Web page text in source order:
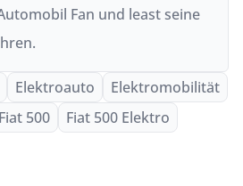
Fan und least seine
Elektroauto
Elektromobilität
Fiat 500
Fiat 500 Elektro